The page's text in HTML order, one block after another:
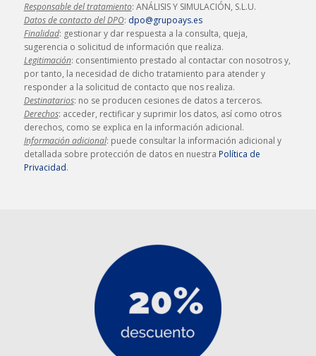
Responsable del tratamiento: ANÁLISIS Y SIMULACIÓN, S.L.U.
Datos de contacto del DPO: dpo@grupoays.es
Finalidad: gestionar y dar respuesta a la consulta, queja,
sugerencia o solicitud de información que realiza.
Legitimación: consentimiento prestado al contactar con nosotros y,
por tanto, la necesidad de dicho tratamiento para atender y
responder a la solicitud de contacto que nos realiza.
Destinatarios: no se producen cesiones de datos a terceros.
Derechos: acceder, rectificar y suprimir los datos, así como otros
derechos, como se explica en la información adicional.
Información adicional: puede consultar la información adicional y
detallada sobre protección de datos en nuestra Política de
Privacidad.